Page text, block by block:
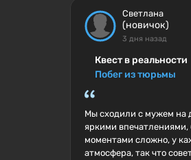
Светлана
(новичок)
3 дня назад
Квест в реальности
Побег из тюрьмы
Мы сходили с мужем на
яркими
моментами сложно, у
атмосфера, так что